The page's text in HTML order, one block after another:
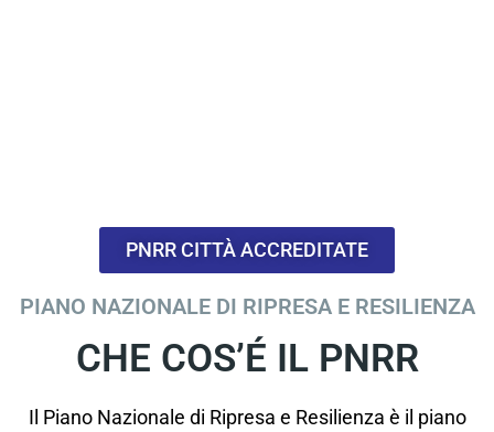
PNRR CITTÀ ACCREDITATE
PIANO NAZIONALE DI RIPRESA E RESILIENZA
CHE COS’É IL PNRR
Il Piano Nazionale di Ripresa e Resilienza è il piano